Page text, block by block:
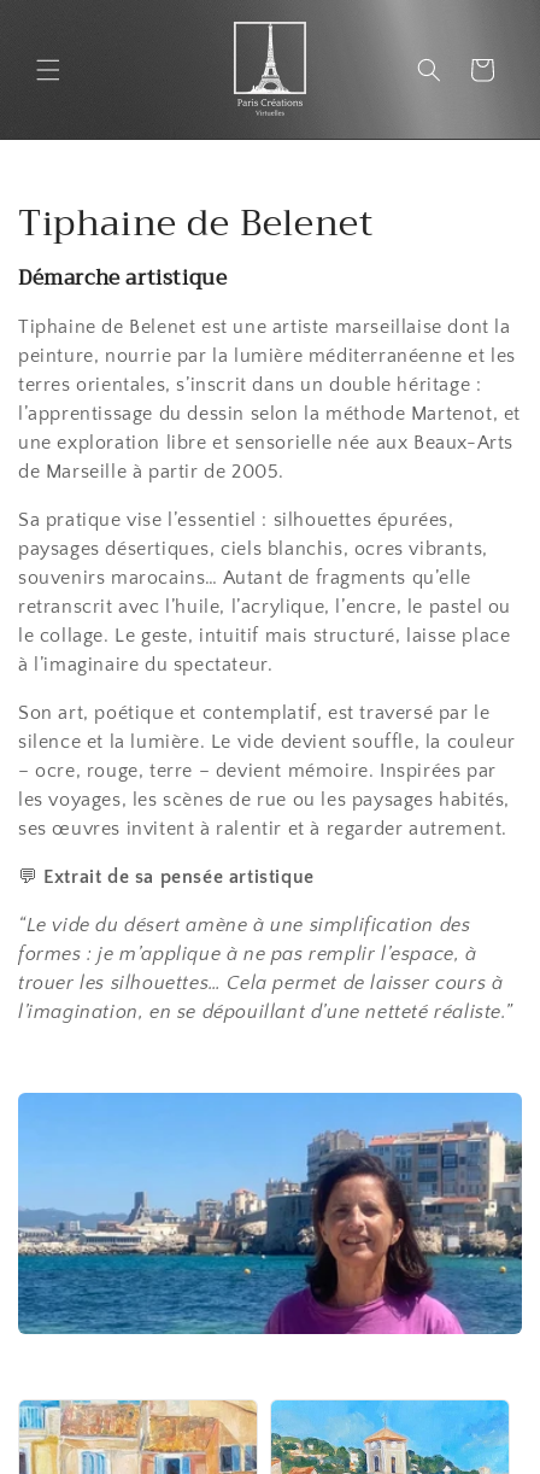
contenu
Panier
C
o
l
l
e
c
t
i
o
n
:
Tiphaine de Belenet
Démarche artistique
Tiphaine de Belenet est une artiste marseillaise dont la
peinture, nourrie par la lumière méditerranéenne et les
terres orientales, s’inscrit dans un double héritage :
l’apprentissage du dessin selon la méthode Martenot, et
une exploration libre et sensorielle née aux Beaux-Arts
de Marseille à partir de 2005.
Sa pratique vise l’essentiel : silhouettes épurées,
paysages désertiques, ciels blanchis, ocres vibrants,
souvenirs marocains… Autant de fragments qu’elle
retranscrit avec l’huile, l’acrylique, l’encre, le pastel ou
le collage. Le geste, intuitif mais structuré, laisse place
à l’imaginaire du spectateur.
Son art, poétique et contemplatif, est traversé par le
silence et la lumière. Le vide devient souffle, la couleur
– ocre, rouge, terre – devient mémoire. Inspirées par
les voyages, les scènes de rue ou les paysages habités,
ses œuvres invitent à ralentir et à regarder autrement.
💬 Extrait de sa pensée artistique
“Le vide du désert amène à une simplification des
formes : je m’applique à ne pas remplir l’espace, à
trouer les silhouettes… Cela permet de laisser cours à
l’imagination, en se dépouillant d’une netteté réaliste.”